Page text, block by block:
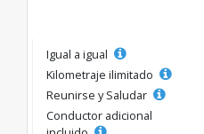
Igual a igual
Kilometraje ilimitado
Reunirse y Saludar
Conductor adicional